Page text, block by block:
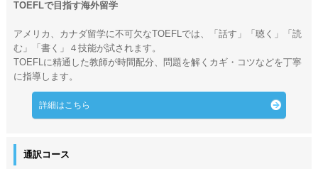
TOEFLで目指す海外留学
アメリカ、カナダ留学に不可欠なTOEFLでは、「話す」「聴く」「読
む」「書く」４技能が試されます。
TOEFLに精通した教師が時間配分、問題を解くカギ・コツなどを丁寧
に指導します。
詳細はこちら
通訳コース